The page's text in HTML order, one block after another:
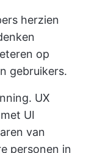
herzien
op
gebruikers.
UX
UI
van
personen in